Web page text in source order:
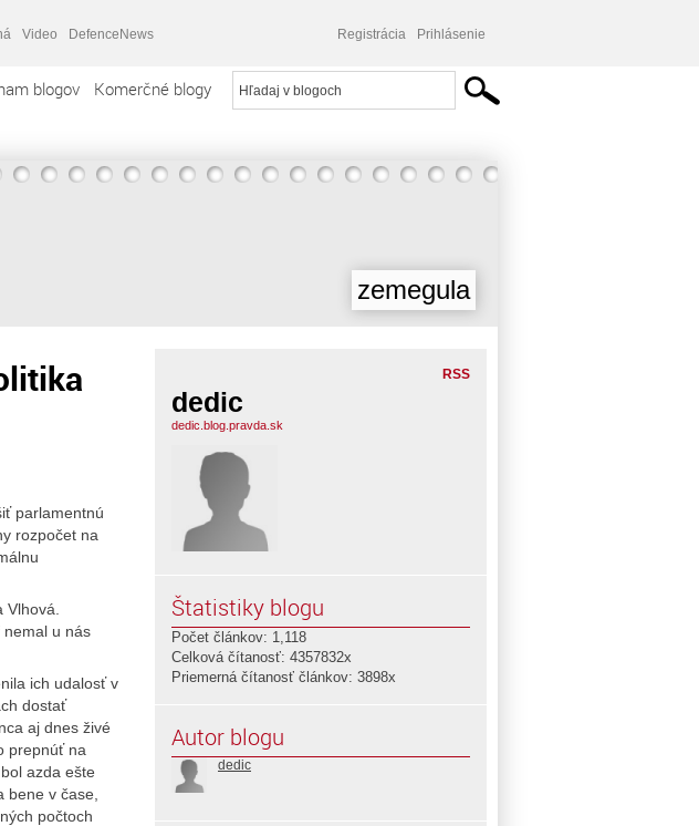
Video DefenceNews Registrácia Prihlásenie
blogov Komerčné blogy
zemegula
parlamentnú
rozpočet na
nemal u nás
ich udalosť v
dostať
aj dnes živé
prepnúť na
azda ešte
v čase,
počtoch
RSS
dedic
dedic.blog.pravda.sk
Štatistiky blogu
Počet článkov: 1,118
Celková čítanosť: 4357832x
Priemerná čítanosť článkov: 3898x
Autor blogu
dedic